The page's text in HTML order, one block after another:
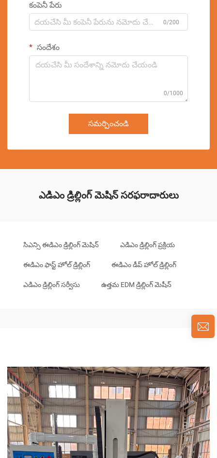
కంపెనీ పేరు
0/200
సందేశం
0/1000
సమర్పించండి
ఎడిఎం డ్రిల్లింగ్ మెషిన్ సరఫరాదారులు
సిఎన్సి ఈడిఎం డ్రిల్లింగ్ మెషిన్ ఎడిఎం డ్రిల్లింగ్ ప్రక్రియ
ఈడిఎం ఫాస్ట్ హోల్ డ్రిల్లింగ్ ఈడిఎం డీప్ హోల్ డ్రిల్లింగ్
ఎడిఎం డ్రిల్లింగ్ సర్వీసు ఉత్తమ EDM డ్రిల్లింగ్ మెషీన్